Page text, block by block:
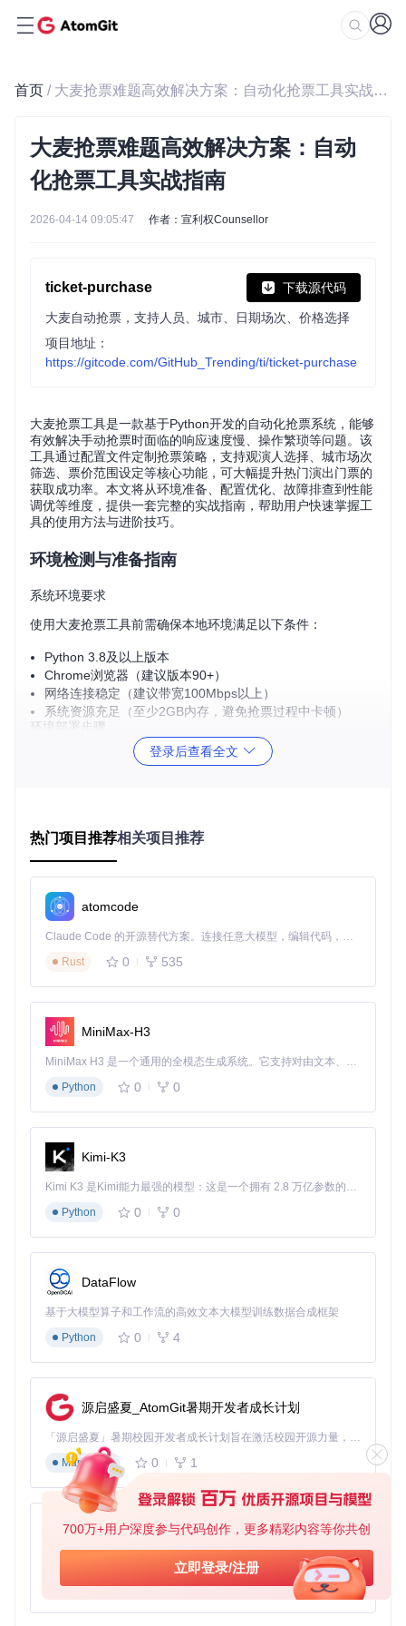
700万+用户深度参与代码创作，更多精彩内容等你共创
立即登录/注册
首页 / 大麦抢票难题高效解决方案：自动化抢票工具实战指南
大麦抢票难题高效解决方案：自动
化抢票工具实战指南
2026-04-14 09:05:47 作者：宣利权Counsellor
ticket-purchase 下载源代码
大麦自动抢票，支持人员、城市、日期场次、价格选择
项目地址：
https://gitcode.com/GitHub_Trending/ti/ticket-purchase
大麦抢票工具是一款基于Python开发的自动化抢票系统，能够
有效解决手动抢票时面临的响应速度慢、操作繁琐等问题。该
工具通过配置文件定制抢票策略，支持观演人选择、城市场次
筛选、票价范围设定等核心功能，可大幅提升热门演出门票的
获取成功率。本文将从环境准备、配置优化、故障排查到性能
调优等维度，提供一套完整的实战指南，帮助用户快速掌握工
具的使用方法与进阶技巧。
环境检测与准备指南
系统环境要求
使用大麦抢票工具前需确保本地环境满足以下条件：
Python 3.8及以上版本
Chrome浏览器（建议版本90+）
网络连接稳定（建议带宽100Mbps以上）
系统资源充足（至少2GB内存，避免抢票过程中卡顿）
环境部署步骤
cd
ticket-purchase/damai
该脚本会自动检测Python版本、Chrome浏览器配置及必要依
赖项，输出检测报告并提示缺失组件。
核心配置参数说明
配置文件（config.json）是抢票工具的核心，通过修改以下关
target_url
users
: 观演人姓名列表（需与大麦账号中已添加的观演人
完全一致）
city: 目标城市名称（需与演出页面显示的城市名称完全匹
配）
致）
if_listen: 监听模式开关（true开启持续监听，适合预售
if_commit_order : 自动提交订单开关（false需手动确
认，true全自动提交）
场景一：单场次抢票配置
"target_url":
"https://m.damai.cn/show/
"users": [ "张三" ]
"city": "北京"
"dates": ["2024-07-15"] ,
"prices": [ "880"],
"if_listen": true,
登录后查看全文
热门项目推荐相关项目推荐
atomcode
Claude Code 的开源替代方案。连接任意大模型，编辑代码，运行命令，自动验证 — 全自动执行。用 Rust 构建，极致性能。 ｜ An open-source alternative to Claude Code. Connect any LLM, edit code, run commands, and verify changes — autonomously. Built in Rust for speed. Get Started
Rust
0 535
MiniMax-H3
MiniMax H3 是一个通用的全模态生成系统。它支持对由文本、图像、视频和音频组成的多模态上下文进行统一理解，并能生成分辨率高达 2K、时长可达 15 秒的带原生立体声音频的视频。得益于面向任务泛化的系统设计，H3 在预训练阶段就已具备广泛的多模态上下文理解与生成能力，能够出色地执行复杂的多模态指令。
Python
0 0
Kimi-K3
Kimi K3 是Kimi能力最强的模型：这是一个拥有 2.8 万亿参数的混合专家（MoE）模型，具备原生视觉理解能力，并支持 100 万 token 的上下文窗口。
Python
0 0
DataFlow
基于大模型算子和工作流的高效文本大模型训练数据合成框架
Python
0 4
源启盛夏_AtomGit暑期开发者成长计划
「源启盛夏」暑期校园开发者成长计划旨在激活校园开源力量，通过积分激励、认证扶持、资源倾斜等形式，引导高校组织和开发者完成「入驻 — 建项目 — 做贡献 — 获认证 — 得资源」的完整闭环。无论你是想带领社团入驻平台的组织者，还是希望用代码贡献证明自己的开发者，都能在这里找到属于你的成长路径。
Markdown
0 1
py-xiaozhi
基于Python的Xiaozhi AI，适用于想要完整Xiaozhi体验而无需拥有专用硬件的用户。
Python
0 1